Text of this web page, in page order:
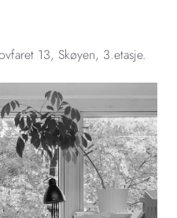
13, Skøyen, 3.etasje.